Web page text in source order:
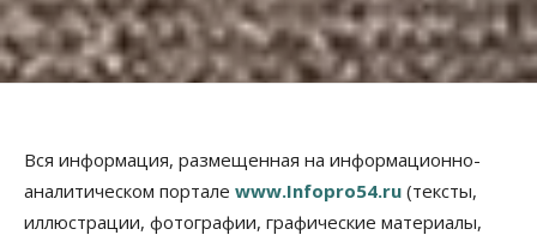
Вся информация, размещенная на информационно-
аналитическом портале www.Infopro54.ru (тексты,
иллюстрации, фотографии, графические материалы,